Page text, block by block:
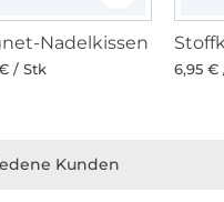
Nadelkissen
/ Stk 6,95 €